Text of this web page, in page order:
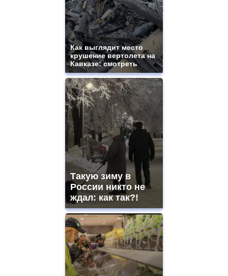
Как выглядит место
крушение вертолета на
Кавказе: смотреть
Такую зиму в
России никто не
ждал: как так?!